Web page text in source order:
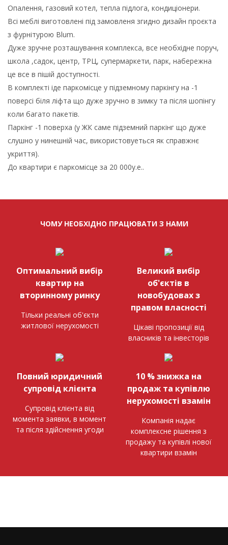
Опалення, газовий котел, тепла підлога, кондиціонери.
Всі меблі виготовлені під замовленя згидно дизайн проєкта
з фурнітурою Blum.
Дуже зручне розташування комплекса, все необхідне поруч,
школа ,садок, центр, ТРЦ, супермаркети, парк, набережна
це все в пішій доступності.
В комплекті іде паркомісце у підземному паркінгу на -1
поверсі біля ліфта що дуже зручно в зимку та після шопінгу
коли багато пакетів.
Паркінг -1 поверха (у ЖК саме підземний паркінг що дуже
слушно у нинешній час, використовуеться як справжнє
укриття).
До квартири є паркомісце за 20 000у.е..
ЧОМУ НЕОБХІДНО ПРАЦЮВАТИ З НАМИ
Оптимальний вибір
квартир на
вторинному ринку
Тільки реальні об'єкти
житлової нерухомості
Великий вибір
об'єктів в
новобудовах з
правом власності
Цікаві пропозиції від
власників та інвесторів
Повний юридичний
супровід клієнта
Супровід клієнта від
момента заявки, в момент
та після здійснення угоди
10 % знижка на
продаж та купівлю
нерухомості взамін
Компанія надає
комплексне рішення з
продажу та купівлі нової
квартири взамін